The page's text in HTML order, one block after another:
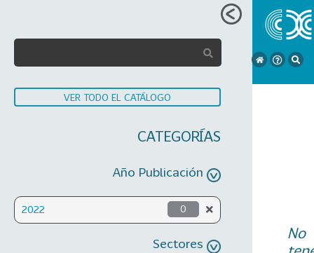
VER TODO EL CATÁLOGO
CATEGORÍAS
Año Publicación
2022 0
Sectores
No